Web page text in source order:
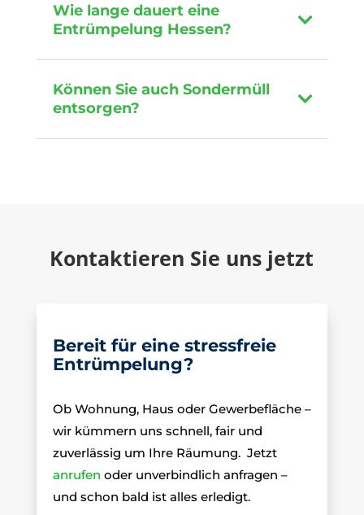
Wie lange dauert eine
Entrümpelung Hessen?
Können Sie auch Sondermüll
entsorgen?
Kontaktieren Sie uns jetzt
Bereit für eine stressfreie
Entrümpelung?
Ob Wohnung, Haus oder Gewerbefläche –
wir kümmern uns schnell, fair und
zuverlässig um Ihre Räumung. Jetzt
anrufen oder unverbindlich anfragen –
und schon bald ist alles erledigt.